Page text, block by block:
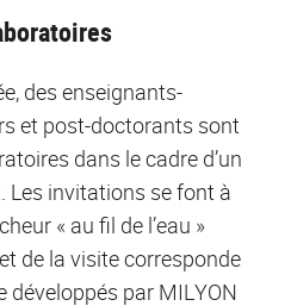
des enseignants-
et post-doctorants sont
dans le cadre d’un
Les invitations se font à
« au fil de l’eau »
de la visite corresponde
développés par MILYON